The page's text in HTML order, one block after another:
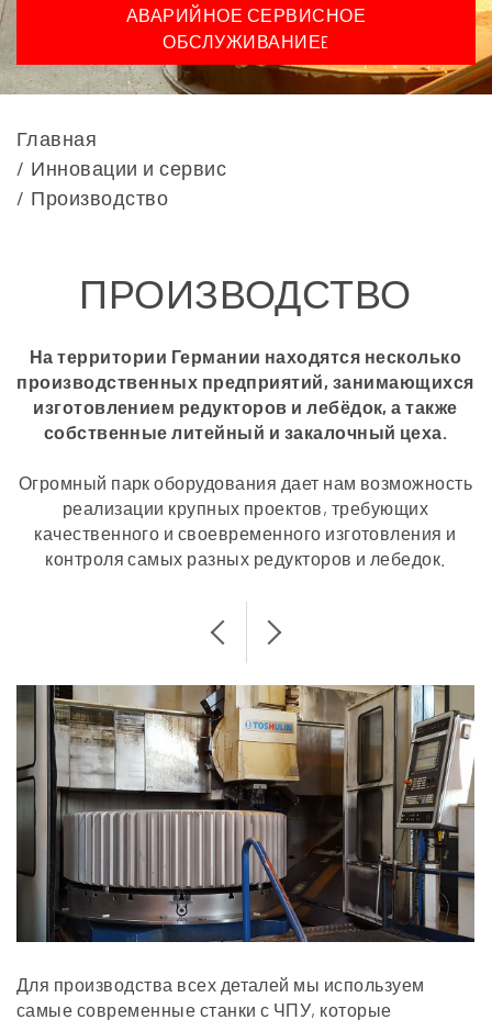
АВАРИЙНОЕ СЕРВИСНОЕ
ОБСЛУЖИВАНИЕE
Главная
Инновации и сервис
Производство
ПРОИЗВОДСТВО
На территории Германии находятся несколько
производственных предприятий, занимающихся
изготовлением редукторов и лебёдок, а также
собственные литейный и закалочный цеха.
Огромный парк оборудования дает нам возможность
реализации крупных проектов, требующих
качественного и своевременного изготовления и
контроля самых разных редукторов и лебедок.
Для производства всех деталей мы используем
самые современные станки с ЧПУ, которые